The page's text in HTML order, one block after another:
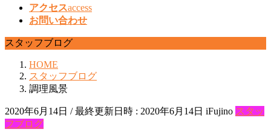
アクセスaccess
お問い合わせ
スタッフブログ
HOME
スタッフブログ
調理風景
2020年6月14日 / 最終更新日時 : 2020年6月14日 iFujino スタッ
フブログ